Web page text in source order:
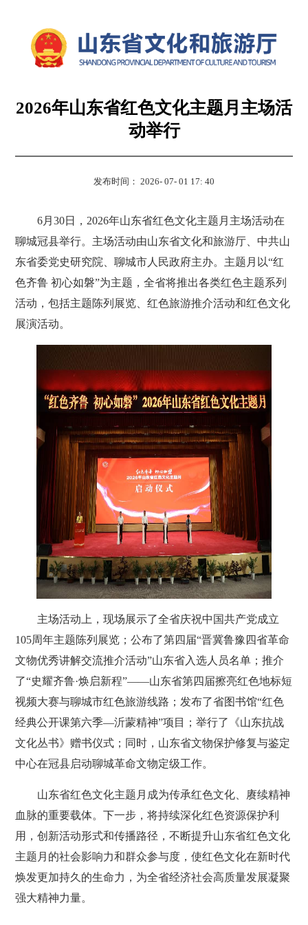
2026年山东省红色文化主题月主场活
动举行
发布时间： 2026- 07- 01 17: 40
6月30日，2026年山东省红色文化主题月主场活动在
聊城冠县举行。主场活动由山东省文化和旅游厅、中共山
东省委党史研究院、聊城市人民政府主办。主题月以“红
色齐鲁 初心如磐”为主题，全省将推出各类红色主题系列
活动，包括主题陈列展览、红色旅游推介活动和红色文化
展演活动。
主场活动上，现场展示了全省庆祝中国共产党成立
105周年主题陈列展览；公布了第四届“晋冀鲁豫四省革命
文物优秀讲解交流推介活动”山东省入选人员名单；推介
了“史耀齐鲁·焕启新程”——山东省第四届擦亮红色地标短
视频大赛与聊城市红色旅游线路；发布了省图书馆“红色
经典公开课第六季—沂蒙精神”项目；举行了《山东抗战
文化丛书》赠书仪式；同时，山东省文物保护修复与鉴定
中心在冠县启动聊城革命文物定级工作。
山东省红色文化主题月成为传承红色文化、赓续精神
血脉的重要载体。下一步，将持续深化红色资源保护利
用，创新活动形式和传播路径，不断提升山东省红色文化
主题月的社会影响力和群众参与度，使红色文化在新时代
焕发更加持久的生命力，为全省经济社会高质量发展凝聚
强大精神力量。